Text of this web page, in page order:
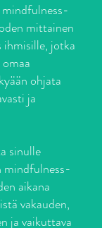
mittainen
jotka
ohjata
ja
sinulle
mindfulness-
aikana
vakauden,
ja vaikuttava